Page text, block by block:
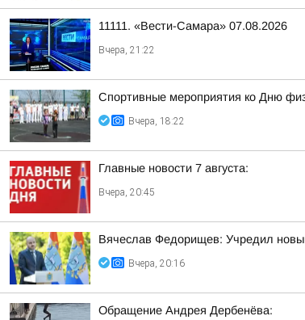
11111. «Вести-Самара» 07.08.2026
Вчера, 21:22
Спортивные мероприятия ко Дню
Вчера, 18:22
Главные новости 7 августа:
Вчера, 20:45
Вячеслав Федорищев: Учредил
Вчера, 20:16
Обращение Андрея Дербенёва: